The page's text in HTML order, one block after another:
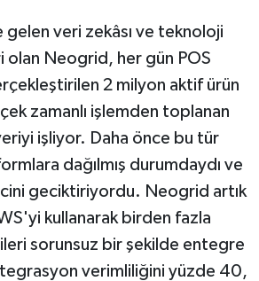
gelen veri zekâsı ve teknoloji
olan Neogrid, her gün POS
2 milyon aktif ürün
zamanlı işlemden toplanan
işliyor. Daha önce bu tür
dağılmış durumdaydı ve
geciktiriyordu. Neogrid artık
kullanarak birden fazla
sorunsuz bir şekilde entegre
verimliliğini yüzde 40,